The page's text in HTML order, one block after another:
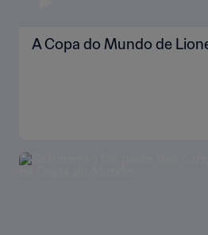
A Copa do Mundo de